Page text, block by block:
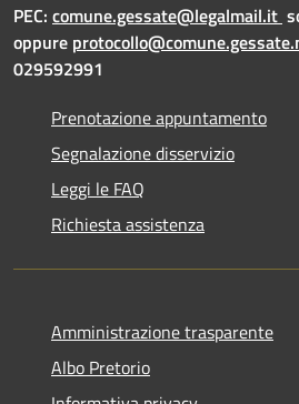
PEC: comune.gessate@legalmail.it
oppure
029592991
Prenotazione appuntamento
Segnalazione disservizio
Leggi le FAQ
Richiesta assistenza
Amministrazione trasparente
Albo Pretorio